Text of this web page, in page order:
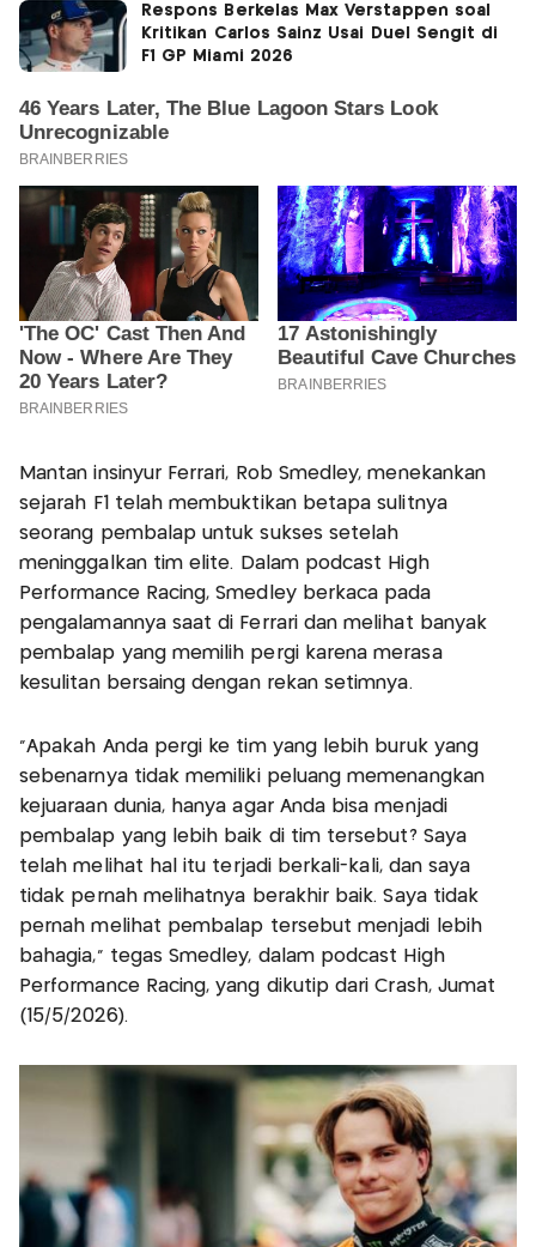
Respons Berkelas Max Verstappen soal
Kritikan Carlos Sainz Usai Duel Sengit di
F1 GP Miami 2026
Mantan insinyur Ferrari, Rob Smedley, menekankan
sejarah F1 telah membuktikan betapa sulitnya
seorang pembalap untuk sukses setelah
meninggalkan tim elite. Dalam podcast High
Performance Racing, Smedley berkaca pada
pengalamannya saat di Ferrari dan melihat banyak
pembalap yang memilih pergi karena merasa
kesulitan bersaing dengan rekan setimnya.
"Apakah Anda pergi ke tim yang lebih buruk yang
sebenarnya tidak memiliki peluang memenangkan
kejuaraan dunia, hanya agar Anda bisa menjadi
pembalap yang lebih baik di tim tersebut? Saya
telah melihat hal itu terjadi berkali-kali, dan saya
tidak pernah melihatnya berakhir baik. Saya tidak
pernah melihat pembalap tersebut menjadi lebih
bahagia," tegas Smedley, dalam podcast High
Performance Racing, yang dikutip dari Crash, Jumat
(15/5/2026).